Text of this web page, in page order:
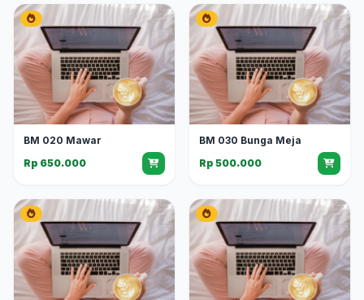
BM 020 Mawar
Rp 650.000
BM 030 Bunga Meja
Rp 500.000